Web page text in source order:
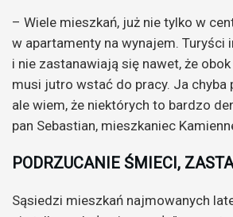
– Wiele mieszkań, już nie tylko w
w apartamenty na wynajem. Turyści
i nie zastanawiają się nawet, że
musi jutro wstać do pracy. Ja chyba
ale wiem, że niektórych to bardzo
pan Sebastian, mieszkaniec
PODRZUCANIE ŚMIECI,
Sąsiedzi mieszkań najmowanych